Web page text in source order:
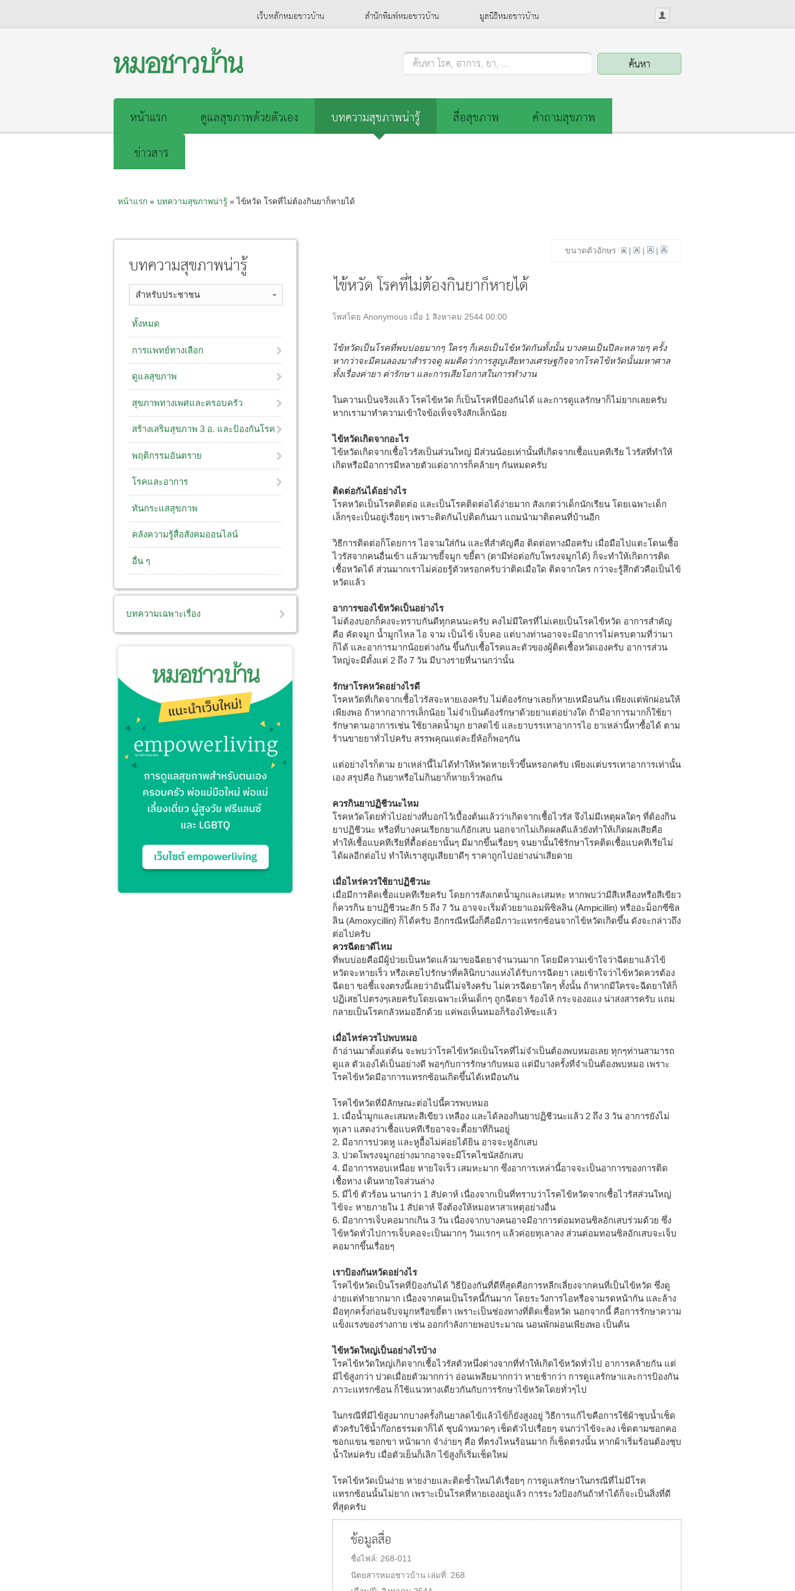
เว็บหลักหมอชาวบ้าน สำนักพิมพ์หมอชาวบ้าน มูลนิธิหมอชาวบ้าน
ค้นหา โรค, อาการ, ยา, ...
หน้าแรก ดูแลสุขภาพด้วยตัวเอง บทความสุขภาพน่ารู้ สื่อสุขภาพ
คำถามสุขภาพ
ข่าวสาร
หน้าแรก» บทความสุขภาพน่ารู้» ไข้หวัด โรคที่ไม่ต้องกินยาก็หายได้
ขนาดตัวอักษร | | |
ไข้หวัด โรคที่ไม่ต้องกินยาก็หายได้
โพสโดย Anonymous เมื่อ 1 สิงหาคม 2544 00:00
ไข้หวัดเป็นโรคที่พบบ่อยมากๆ ใครๆ ก็เคยเป็นไข้หวัดกันทั้งนั้น บางคนเป็นปีละหลายๆ ครั้ง
หากว่าจะมีคนลองมาสำรวจดู ผมคิดว่าการสูญเสียทางเศรษฐกิจจากโรคไข้หวัดนั้นมหาศาล
ทั้งเรื่องค่ายา ค่ารักษา และการเสียโอกาสในการทำงาน
ในความเป็นจริงแล้ว โรคไข้หวัด ก็เป็นโรคที่ป้องกันได้ และการดูแลรักษาก็ไม่ยากเลยครับ
หากเรามาทำความเข้าใจข้อเท็จจริงสักเล็กน้อย
ไข้หวัดเกิดจากอะไร
ไข้หวัดเกิดจากเชื้อไวรัสเป็นส่วนใหญ่ มีส่วนน้อยเท่านั้นที่เกิดจากเชื้อแบคทีเรีย ไวรัสที่ทำให้
เกิดหรือมีอาการมีหลายตัวแต่อาการก็คล้ายๆ กันหมดครับ
ติดต่อกันได้อย่างไร
โรคหวัดเป็นโรคติดต่อ และเป็นโรคติดต่อได้ง่ายมาก สังเกตว่าเด็กนักเรียน โดยเฉพาะเด็ก
เล็กๆจะเป็นอยู่เรื่อยๆ เพราะติดกันไปติดกันมา แถมนำมาติดคนที่บ้านอีก
วิธีการติดต่อก็โดยการ ไอจามใส่กัน และที่สำคัญคือ ติดต่อทางมือครับ เมื่อมือไปแตะโดนเชื้อ
ไวรัสจากคนอื่นเข้า แล้วมาขยี้จมูก ขยี้ตา (ตามีท่อต่อกับโพรงจมูกได้) ก็จะทำให้เกิดการติด
เชื้อหวัดได้ ส่วนมากเราไม่ค่อยรู้ตัวหรอกครับว่าติดเมื่อใด ติดจากใคร กว่าจะรู้สึกตัวคือเป็นไข้
หวัดแล้ว
อาการของไข้หวัดเป็นอย่างไร
ไม่ต้องบอกก็คงจะทราบกันดีทุกคนนะครับ คงไม่มีใครที่ไม่เคยเป็นโรคไข้หวัด อาการสำคัญ
คือ คัดจมูก น้ำมูกไหล ไอ จาม เป็นไข้ เจ็บคอ แต่บางท่านอาจจะมีอาการไม่ครบตามที่ว่ามา
ก็ได้ และอาการมากน้อยต่างกัน ขึ้นกับเชื้อโรคและตัวของผู้ติดเชื้อหวัดเองครับ อาการส่วน
ใหญ่จะมีตั้งแต่ 2 ถึง 7 วัน มีบางรายที่นานกว่านั้น
รักษาโรคหวัดอย่างไรดี
โรคหวัดที่เกิดจากเชื้อไวรัสจะหายเองครับ ไม่ต้องรักษาเลยก็หายเหมือนกัน เพียงแต่พักผ่อนให้
เพียงพอ ถ้าหากอาการเล็กน้อย ไม่จำเป็นต้องรักษาด้วยยาแต่อย่างใด ถ้ามีอาการมากก็ใช้ยา
รักษาตามอาการเช่น ใช้ยาลดน้ำมูก ยาลดไข้ และยาบรรเทาอาการไอ ยาเหล่านี้หาซื้อได้ ตาม
ร้านขายยาทั่วไปครับ สรรพคุณแต่ละยี่ห้อก็พอๆกัน
แต่อย่างไรก็ตาม ยาเหล่านี้ไม่ได้ทำให้หวัดหายเร็วขึ้นหรอกครับ เพียงแต่บรรเทาอาการเท่านั้น
เอง สรุปคือ กินยาหรือไม่กินยาก็หายเร็วพอกัน
ควรกินยาปฏิชีวนะไหม
โรคหวัดโดยทั่วไปอย่างที่บอกไว้เบื้องต้นแล้วว่าเกิดจากเชื้อไวรัส จึงไม่มีเหตุผลใดๆ ที่ต้องกิน
ยาปฏิชีวนะ หรือที่บางคนเรียกยาแก้อักเสบ นอกจากไม่เกิดผลดีแล้วยังทำให้เกิดผลเสียคือ
ทำให้เชื้อแบคทีเรียที่ดื้อต่อยานั้นๆ มีมากขึ้นเรื่อยๆ จนยานั้นใช้รักษาโรคติดเชื้อแบคทีเรียไม่
ได้ผลอีกต่อไป ทำให้เราสูญเสียยาดีๆ ราคาถูกไปอย่างน่าเสียดาย
เมื่อไหร่ควรใช้ยาปฏิชีวนะ
เมื่อมีการติดเชื้อแบคทีเรียครับ โดยการสังเกตน้ำมูกและเสมหะ หากพบว่ามีสีเหลืองหรือสีเขียว
ก็ควรกิน ยาปฏิชีวนะสัก 5 ถึง 7 วัน อาจจะเริ่มด้วยยาแอมพิซิลลิน (Ampicillin) หรืออะม็อกซีซิล
ลิน (Amoxycillin) ก็ได้ครับ อีกกรณีหนึ่งก็คือมีภาวะแทรกซ้อนจากไข้หวัดเกิดขึ้น ดังจะกล่าวถึง
ต่อไปครับ
ควรฉีดยาดีไหม
ที่พบบ่อยคือมีผู้ป่วยเป็นหวัดแล้วมาขอฉีดยาจำนวนมาก โดยมีความเข้าใจว่าฉีดยาแล้วไข้
หวัดจะหายเร็ว หรือเคยไปรักษาที่คลินิกบางแห่งได้รับการฉีดยา เลยเข้าใจว่าไข้หวัดควรต้อง
ฉีดยา ขอชี้แจงตรงนี้เลยว่าอันนี้ไม่จริงครับ ไม่ควรฉีดยาใดๆ ทั้งนั้น ถ้าหากมีใครจะฉีดยาให้ก็
ปฏิเสธไปตรงๆเลยครับโดยเฉพาะเห็นเด็กๆ ถูกฉีดยา ร้องไห้ กระจองอแง น่าสงสารครับ แถม
กลายเป็นโรคกลัวหมออีกด้วย แค่พอเห็นหมอก็ร้องไห้ซะแล้ว
เมื่อไหร่ควรไปพบหมอ
ถ้าอ่านมาตั้งแต่ต้น จะพบว่าโรคไข้หวัดเป็นโรคที่ไม่จำเป็นต้องพบหมอเลย ทุกๆท่านสามารถ
ดูแล ตัวเองได้เป็นอย่างดี พอๆกับการรักษากับหมอ แต่มีบางครั้งที่จำเป็นต้องพบหมอ เพราะ
โรคไข้หวัดมีอาการแทรกซ้อนเกิดขึ้นได้เหมือนกัน
โรคไข้หวัดที่มีลักษณะต่อไปนี้ควรพบหมอ
1. เมื่อน้ำมูกและเสมหะสีเขียว เหลือง และได้ลองกินยาปฏิชีวนะแล้ว 2 ถึง 3 วัน อาการยังไม่
ทุเลา แสดงว่าเชื้อแบคทีเรียอาจจะดื้อยาที่กินอยู่
2. มีอาการปวดหู และหูอื้อไม่ค่อยได้ยิน อาจจะหูอักเสบ
3. ปวดโพรงจมูกอย่างมากอาจจะมีโรคไซนัสอักเสบ
4. มีอาการหอบเหนื่อย หายใจเร็ว เสมหะมาก ซึ่งอาการเหล่านี้อาจจะเป็นอาการของการติด
เชื้อทาง เดินหายใจส่วนล่าง
5. มีไข้ ตัวร้อน นานกว่า 1 สัปดาห์ เนื่องจากเป็นที่ทราบว่าโรคไข้หวัดจากเชื้อไวรัสส่วนใหญ่
ไข้จะ หายภายใน 1 สัปดาห์ จึงต้องให้หมอหาสาเหตุอย่างอื่น
6. มีอาการเจ็บคอมากเกิน 3 วัน เนื่องจากบางคนอาจมีอาการต่อมทอนซิลอักเสบร่วมด้วย ซึ่ง
ไข้หวัดทั่วไปการเจ็บคอจะเป็นมากๆ วันแรกๆ แล้วค่อยทุเลาลง ส่วนต่อมทอนซิลอักเสบจะเจ็บ
คอมากขึ้นเรื่อยๆ
เราป้องกันหวัดอย่างไร
โรคไข้หวัดเป็นโรคที่ป้องกันได้ วิธีป้องกันที่ดีที่สุดคือการหลีกเลี่ยงจากคนที่เป็นไข้หวัด ซึ่งดู
ง่ายแต่ทำยากมาก เนื่องจากคนเป็นโรคนี้กันมาก โดยระวังการไอหรือจามรดหน้ากัน และล้าง
มือทุกครั้งก่อนจับจมูกหรือขยี้ตา เพราะเป็นช่องทางที่ติดเชื้อหวัด นอกจากนี้ คือการรักษาความ
แข็งแรงของร่างกาย เช่น ออกกำลังกายพอประมาณ นอนพักผ่อนเพียงพอ เป็นต้น
ไข้หวัดใหญ่เป็นอย่างไรบ้าง
โรคไข้หวัดใหญ่เกิดจากเชื้อไวรัสตัวหนึ่งต่างจากที่ทำให้เกิดไข้หวัดทั่วไป อาการคล้ายกัน แต่
มีไข้สูงกว่า ปวดเมื่อยตัวมากกว่า อ่อนเพลียมากกว่า หายช้ากว่า การดูแลรักษาและการป้องกัน
ภาวะแทรกซ้อน ก็ใช้แนวทางเดียวกันกับการรักษาไข้หวัดโดยทั่วๆไป
ในกรณีที่มีไข้สูงมากบางครั้งกินยาลดไข้แล้วไข้ก็ยังสูงอยู่ วิธีการแก้ไขคือการใช้ผ้าชุบน้ำเช็ด
ตัวครับใช้น้ำก๊อกธรรมดาก็ได้ ชุบผ้าหมาดๆ เช็ดตัวไปเรื่อยๆ จนกว่าไข้จะลง เช็ดตามซอกคอ
ซอกแขน ซอกขา หน้าผาก จำง่ายๆ คือ ที่ตรงไหนร้อนมาก ก็เช็ดตรงนั้น หากผ้าเริ่มร้อนต้องชุบ
น้ำใหม่ครับ เมื่อตัวเย็นก็เลิก ไข้สูงก็เริ่มเช็ดใหม่
โรคไข้หวัดเป็นง่าย หายง่ายและติดซ้ำใหม่ได้เรื่อยๆ การดูแลรักษาในกรณีที่ไม่มีโรค
แทรกซ้อนนั้นไม่ยาก เพราะเป็นโรคที่หายเองอยู่แล้ว การระวังป้องกันถ้าทำได้ก็จะเป็นสิ่งที่ดี
ที่สุดครับ
ข้อมูลสื่อ
ชื่อไฟล์: 268-011
นิตยสารหมอชาวบ้าน เล่มที่: 268
บทความสุขภาพน่ารู้
สำหรับประชาชน
ทั้งหมด
การแพทย์ทางเลือก
ดูแลสุขภาพ
สุขภาพทางเพศและครอบครัว
สร้างเสริมสุขภาพ 3 อ. ​และป้องกันโรค
พฤติกรรมอันตราย
โรคและอาการ
ทันกระแสสุขภาพ
คลังความรู้สื่อสังคมออนไลน์
อื่น ๆ
บทความเฉพาะเรื่อง